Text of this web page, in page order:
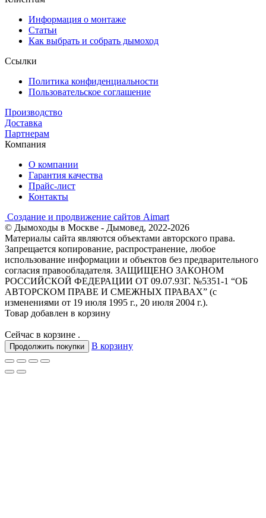
Информация о монтаже
Статьи
Как выбрать и собрать дымоход
Ссылки
Политика конфиденциальности
Пользовательское соглашение
Производство
Доставка
Партнерам
Компания
О компании
Гарантия качества
Прайс-лист
Контакты
Создание и продвижение сайтов Aimart
© Дымоходы в Москве - Дымовед, 2022-2026
Материалы сайта являются объектами авторского права.
Запрещается копирование, распространение, любое
использование информации и объектов без предварительного
согласия правообладателя. ЗАЩИЩЕНО ЗАКОНОМ
РОССИЙСКОЙ ФЕДЕРАЦИИ ОТ 09.07.93Г. №5351-1 “ОБ
АВТОРСКОМ ПРАВЕ И СМЕЖНЫХ ПРАВАХ” (с
изменениями от 19 июля 1995 г., 20 июля 2004 г.).
Товар добавлен в корзину
Сейчас в корзине .
Продолжить покупки В корзину